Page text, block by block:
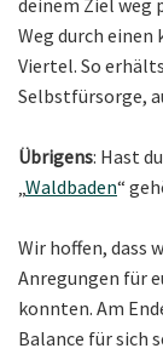
Weg durch
Viertel. So
Selbstfürsorge,
Übrigens: Hast
Waldbaden“
Wir hoffen, dass
Anregungen für
konnten. Am
Balance für sich